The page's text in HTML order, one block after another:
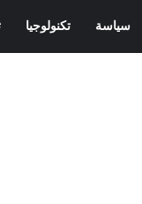
سياسة تكنولوجيا